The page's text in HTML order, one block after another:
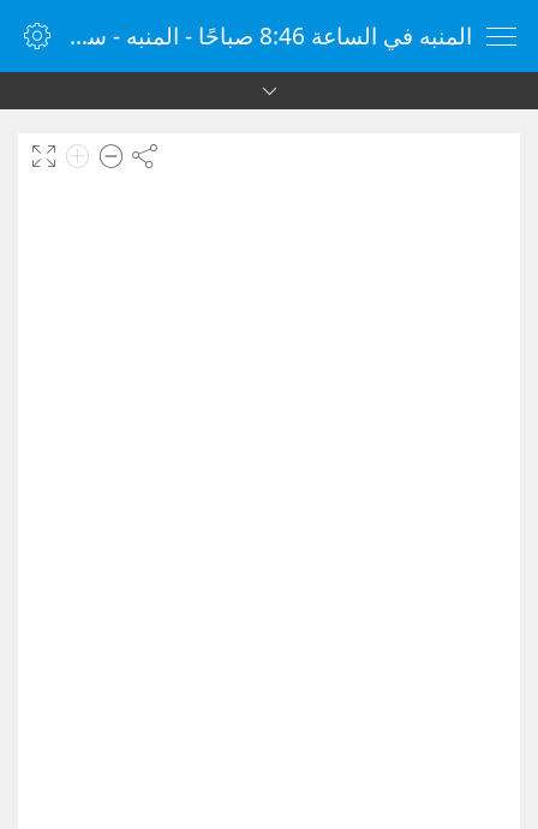
المنبه في الساعة 8:46 صباحًا - المنبه - ساعة منبه الإنترنت